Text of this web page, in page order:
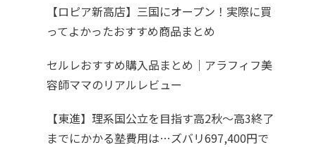
【ロピア新高店】三国にオープン！実際に買
ってよかったおすすめ商品まとめ
セルレおすすめ購入品まとめ｜アラフィフ美
容師ママのリアルレビュー
【東進】理系国公立を目指す高2秋〜高3終了
までにかかる塾費用は…ズバリ697,400円で